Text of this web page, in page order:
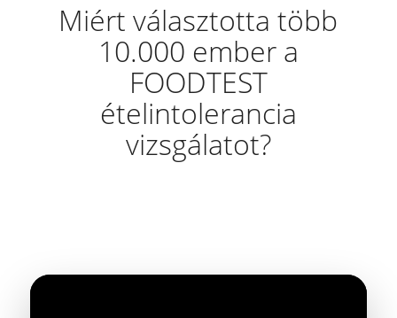
Miért választotta több
10.000 ember a
FOODTEST
ételintolerancia
vizsgálatot?